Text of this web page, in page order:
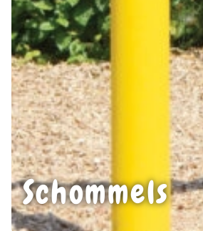
Schommels